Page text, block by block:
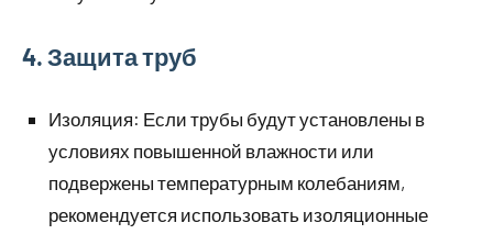
4. Защита труб
Изоляция: Если трубы будут установлены в
условиях повышенной влажности или
подвержены температурным колебаниям,
рекомендуется использовать изоляционные